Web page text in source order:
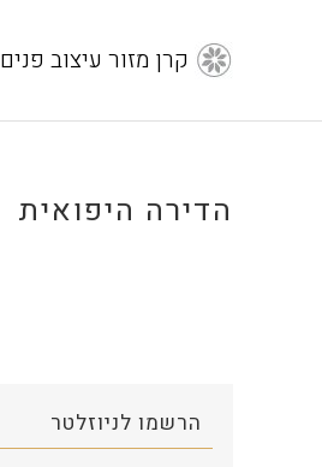
קרן מזור עיצוב פנים
הדירה היפואית
הרשמו לניוזלטר